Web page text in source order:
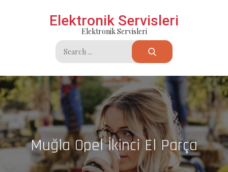
Elektronik Servisleri
Elektronik Servisleri
Search
for:
Muğla Opel İkinci El Parça